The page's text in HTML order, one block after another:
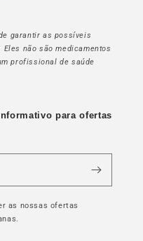
garantir as possíveis
Eles não são medicamentos
profissional de saúde
para ofertas
as nossas ofertas